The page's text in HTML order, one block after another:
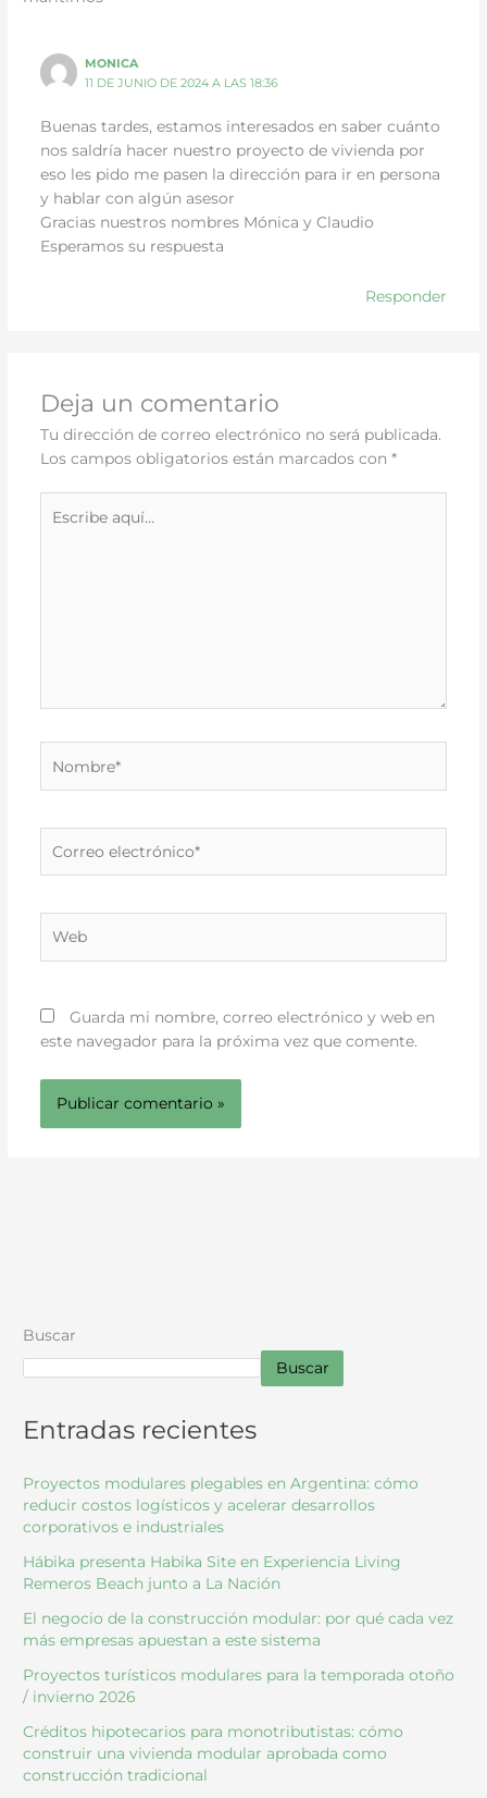
MONICA
11 DE JUNIO DE 2024 A LAS 18:36
Buenas tardes, estamos interesados en saber cuánto
nos saldría hacer nuestro proyecto de vivienda por
eso les pido me pasen la dirección para ir en persona
y hablar con algún asesor
Gracias nuestros nombres Mónica y Claudio
Esperamos su respuesta
Responder
Deja un comentario
Tu dirección de correo electrónico no será publicada.
Los campos obligatorios están marcados con *
aquí...
electrónico*
Guarda mi nombre, correo electrónico y web en
este navegador para la próxima vez que comente.
Buscar
Buscar
Entradas recientes
Proyectos modulares plegables en Argentina: cómo
reducir costos logísticos y acelerar desarrollos
corporativos e industriales
Hábika presenta Habika Site en Experiencia Living
Remeros Beach junto a La Nación
El negocio de la construcción modular: por qué cada vez
más empresas apuestan a este sistema
Proyectos turísticos modulares para la temporada otoño
/ invierno 2026
Créditos hipotecarios para monotributistas: cómo
construir una vivienda modular aprobada como
construcción tradicional